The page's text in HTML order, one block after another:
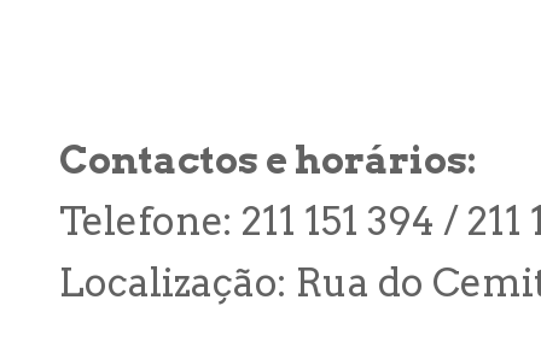
Contactos e horários:
Telefone: 211 151 394 / 211
Localização: Rua do